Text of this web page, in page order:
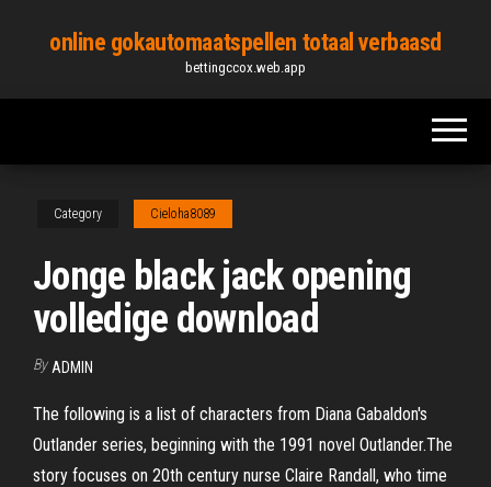
content
online gokautomaatspellen totaal verbaasd
bettingccox.web.app
Category Cieloha8089
Jonge black jack opening
volledige download
By ADMIN
The following is a list of characters from Diana Gabaldon's
Outlander series, beginning with the 1991 novel Outlander.The
story focuses on 20th century nurse Claire Randall, who time